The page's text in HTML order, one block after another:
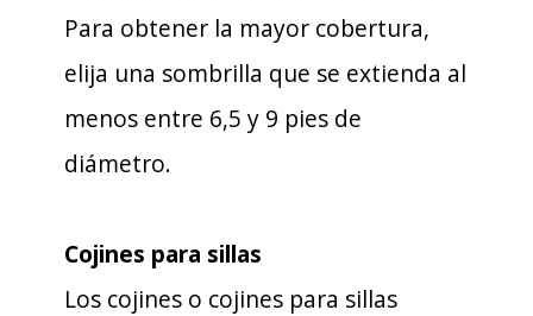
Para obtener la mayor cobertura,
elija una sombrilla que se extienda al
menos entre 6,5 y 9 pies de
diámetro.
Cojines para sillas
Los cojines o cojines para sillas